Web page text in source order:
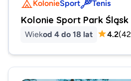
KolonieSport Tenis
Kolonie Sport Park Śląsk
Wiekod 4 do 18 lat 4.2(42